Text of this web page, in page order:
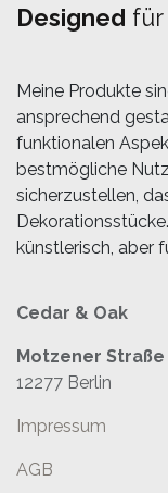
Designed für
Meine Produkte
ansprechend
funktionalen
bestmögliche
sicherzustellen,
künstlerisch, aber
Cedar & Oak
Motzener Straße
12277 Berlin
Impressum
AGB